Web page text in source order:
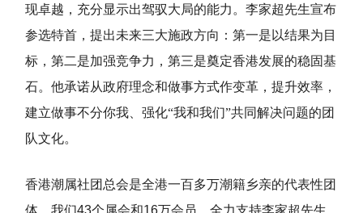
现卓越，充分显示出驾驭大局的能力。李家超先生宣布
参选特首，提出未来三大施政方向：第一是以结果为目
标，第二是加强竞争力，第三是奠定香港发展的稳固基
石。他承诺从政府理念和做事方式作变革，提升效率，
建立做事不分你我、强化“我和我们”共同解决问题的团
队文化。
香港潮属社团总会是全港一百多万潮籍乡亲的代表性团